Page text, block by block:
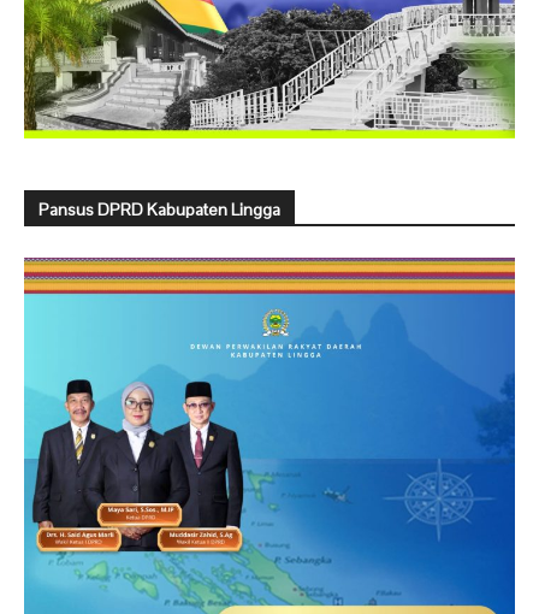
Pansus DPRD Kabupaten Lingga